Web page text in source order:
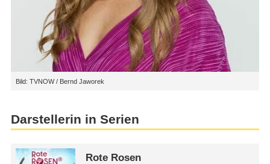
Bild: TVNOW / Bernd Jaworek
Darstellerin in Serien
Rote Rosen